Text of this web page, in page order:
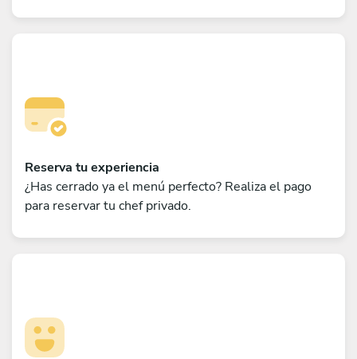
Reserva tu experiencia
¿Has cerrado ya el menú perfecto? Realiza el pago
para reservar tu chef privado.